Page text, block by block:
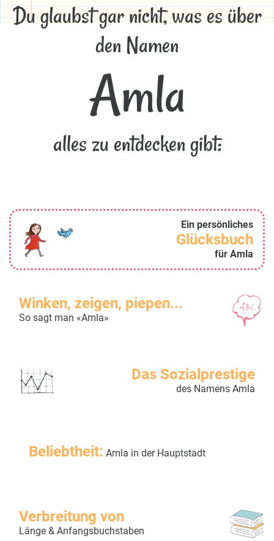
Du glaubst gar nicht, was es über
den Namen
Amla
alles zu entdecken gibt:
Ein persönliches
Glücksbuch
für Amla
Winken, zeigen, piepen...
So sagt man «Amla»
Das Sozialprestige
des Namens Amla
Beliebtheit: Amla in der Hauptstadt
Verbreitung von
Länge & Anfangsbuchstaben